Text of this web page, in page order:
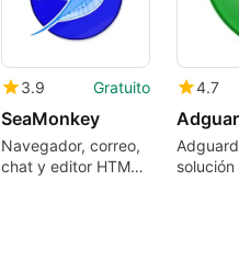
3.9 Gratuito
SeaMonkey
Navegador, correo,
chat y editor HTML
4.7